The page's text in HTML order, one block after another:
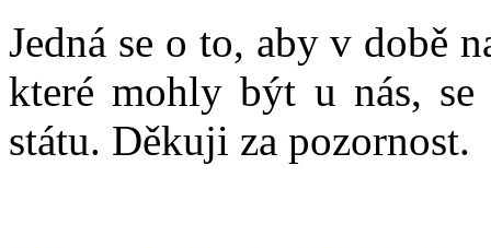
Jedná se o to, aby v době
které mohly být u nás, se
státu. Děkuji za pozornost.